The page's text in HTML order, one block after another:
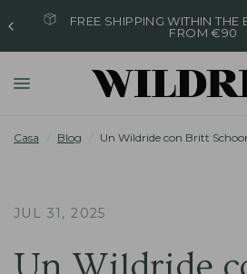
FREE SHIPPING WITHIN THE
FROM €90
Casa Blog Un Wildride con Britt
JUL 31, 2025